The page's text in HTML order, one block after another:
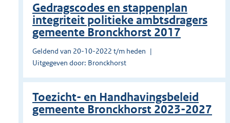
Gedragscodes en stappenplan
integriteit politieke ambtsdragers
gemeente Bronckhorst 2017
Geldend van 20-10-2022 t/m heden
Uitgegeven door: Bronckhorst
Toezicht- en Handhavingsbeleid
gemeente Bronckhorst 2023-2027